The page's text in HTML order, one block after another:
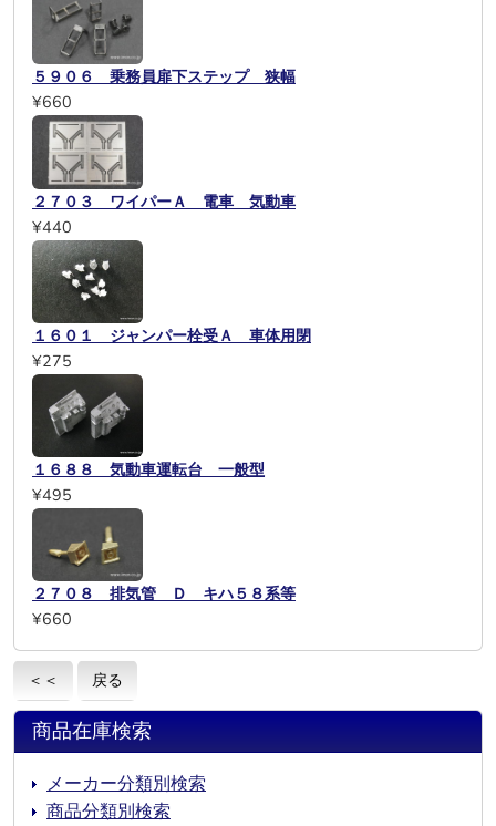
５９０６ 乗務員扉下ステップ 狭幅
¥660
２７０３ ワイパーＡ 電車 気動車
¥440
１６０１ ジャンパー栓受Ａ 車体用閉
¥275
１６８８ 気動車運転台 一般型
¥495
２７０８ 排気管 Ｄ キハ５８系等
¥660
＜＜ 戻る
商品在庫検索
メーカー分類別検索
商品分類別検索